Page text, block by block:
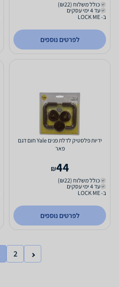
כולל משלוח (₪22)
עד 4 ימי עסקים
ב- LOCK ME
לפרטים נוספים
ידיות פלסטיק לדלת פנים Yale חום דגם
פאר
44
₪
כולל משלוח (₪22)
עד 4 ימי עסקים
ב- LOCK ME
לפרטים נוספים
2